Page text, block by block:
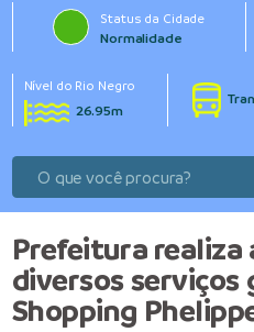
Status da Cidade
Normalidade
Nível do Rio Negro
26.95m
Prefeitura realiza
diversos
Shopping